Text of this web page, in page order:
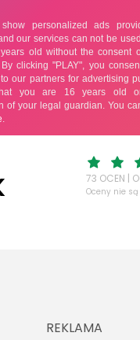
73 OCEN |
Oceny nie